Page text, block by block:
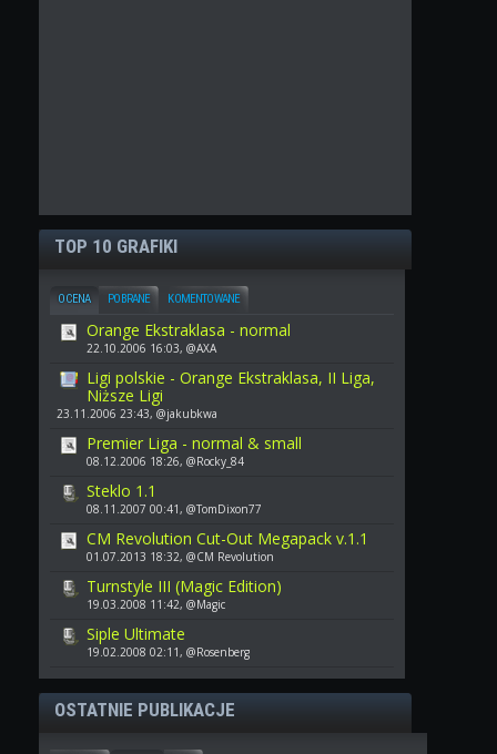
TOP 10 GRAFIKI
OCENA POBRANE KOMENTOWANE
Orange Ekstraklasa - normal
22.10.2006 16:03, @AXA
Ligi polskie - Orange Ekstraklasa, II Liga,
Niższe Ligi
23.11.2006 23:43, @jakubkwa
Premier Liga - normal & small
08.12.2006 18:26, @Rocky_84
Steklo 1.1
08.11.2007 00:41, @TomDixon77
CM Revolution Cut-Out Megapack v.1.1
01.07.2013 18:32, @CM Revolution
Turnstyle III (Magic Edition)
19.03.2008 11:42, @Magic
Siple Ultimate
19.02.2008 02:11, @Rosenberg
OSTATNIE PUBLIKACJE